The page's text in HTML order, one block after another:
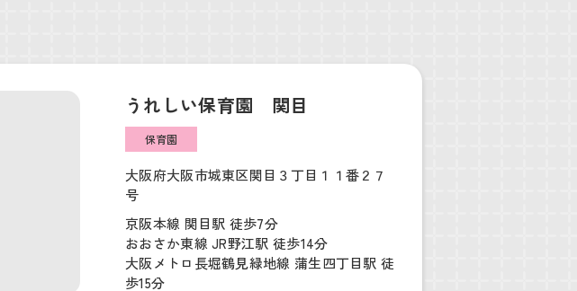
うれしい保育園 関目
保育園
大阪府大阪市城東区関目３丁目１１番２７
号
京阪本線 関目駅 徒歩7分
おおさか東線 JR野江駅 徒歩14分
大阪メトロ長堀鶴見緑地線 蒲生四丁目駅 徒
歩15分